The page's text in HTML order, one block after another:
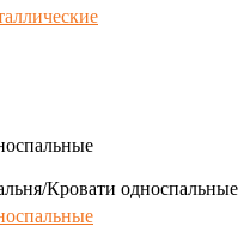
Кровати односпальные